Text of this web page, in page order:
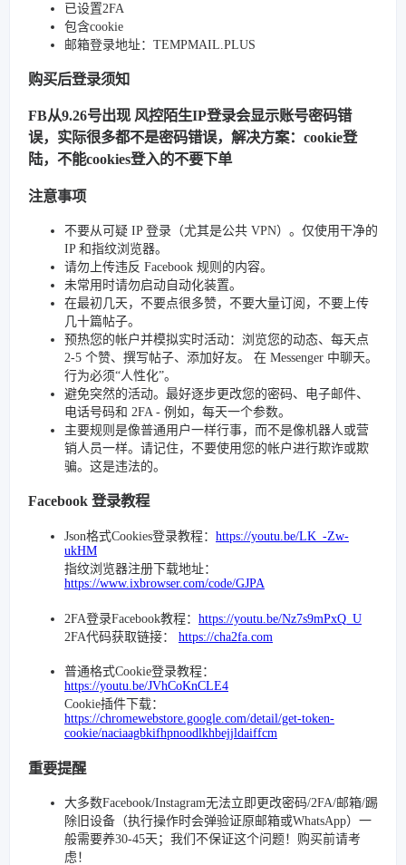
已设置2FA
包含cookie
邮箱登录地址：TEMPMAIL.PLUS
购买后登录须知
FB从9.26号出现 风控陌生IP登录会显示账号密码错
误，实际很多都不是密码错误，解决方案：cookie登
陆，不能cookies登入的不要下单
注意事项
不要从可疑 IP 登录（尤其是公共 VPN）。仅使用干净的
IP 和指纹浏览器。
请勿上传违反 Facebook 规则的内容。
未常用时请勿启动自动化装置。
在最初几天，不要点很多赞，不要大量订阅，不要上传
几十篇帖子。
预热您的帐户并模拟实时活动：浏览您的动态、每天点
2-5 个赞、撰写帖子、添加好友。 在 Messenger 中聊天。
行为必须“人性化”。
避免突然的活动。最好逐步更改您的密码、电子邮件、
电话号码和 2FA - 例如，每天一个参数。
主要规则是像普通用户一样行事，而不是像机器人或营
销人员一样。请记住，不要使用您的帐户进行欺诈或欺
骗。这是违法的。
Facebook 登录教程
Json格式Cookies登录教程： https://youtu.be/LK_-Zw-
ukHM
指纹浏览器注册下载地址：
https://www.ixbrowser.com/code/GJPA
2FA登录Facebook教程： https://youtu.be/Nz7s9mPxQ_U
2FA代码获取链接： https://cha2fa.com
普通格式Cookie登录教程：
https://youtu.be/JVhCoKnCLE4
Cookie插件下载：
https://chromewebstore.google.com/detail/get-token-
cookie/naciaagbkifhpnoodlkhbejjldaiffcm
重要提醒
大多数Facebook/Instagram无法立即更改密码/2FA/邮箱/踢
除旧设备（执行操作时会弹验证原邮箱或WhatsApp）一
般需要养30-45天；我们不保证这个问题！购买前请考
虑！